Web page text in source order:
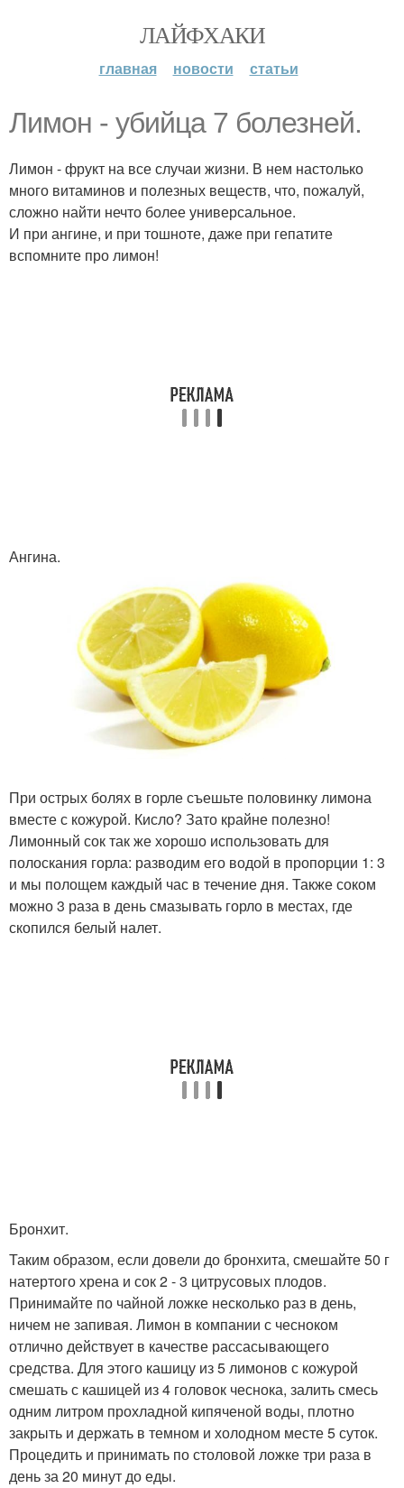
ЛАЙФХАКИ
главная новости статьи
Лимон - убийца 7 болезней.
Лимон - фрукт на все случаи жизни. В нем настолько
много витаминов и полезных веществ, что, пожалуй,
сложно найти нечто более универсальное.
И при ангине, и при тошноте, даже при гепатите
вспомните про лимон!
Ангина.
При острых болях в горле съешьте половинку лимона
вместе с кожурой. Кисло? Зато крайне полезно!
Лимонный сок так же хорошо использовать для
полоскания горла: разводим его водой в пропорции 1: 3
и мы полощем каждый час в течение дня. Также соком
можно 3 раза в день смазывать горло в местах, где
скопился белый налет.
Бронхит.
Таким образом, если довели до бронхита, смешайте 50 г
натертого хрена и сок 2 - 3 цитрусовых плодов.
Принимайте по чайной ложке несколько раз в день,
ничем не запивая. Лимон в компании с чесноком
отлично действует в качестве рассасывающего
средства. Для этого кашицу из 5 лимонов с кожурой
смешать с кашицей из 4 головок чеснока, залить смесь
одним литром прохладной кипяченой воды, плотно
закрыть и держать в темном и холодном месте 5 суток.
Процедить и принимать по столовой ложке три раза в
день за 20 минут до еды.